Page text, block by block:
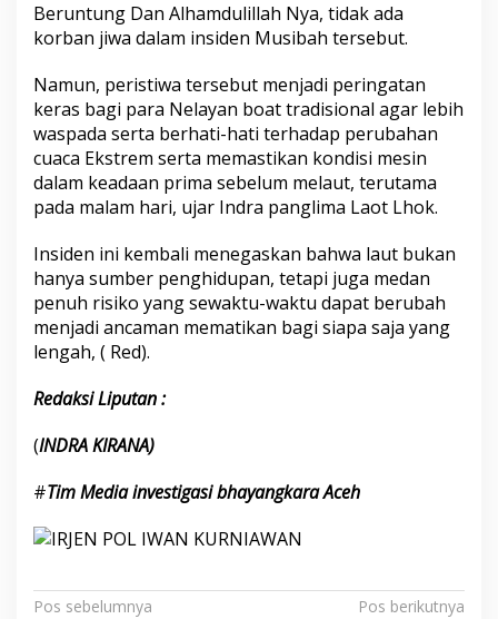
Beruntung Dan Alhamdulillah Nya, tidak ada
korban jiwa dalam insiden Musibah tersebut.
Namun, peristiwa tersebut menjadi peringatan
keras bagi para Nelayan boat tradisional agar lebih
waspada serta berhati-hati terhadap perubahan
cuaca Ekstrem serta memastikan kondisi mesin
dalam keadaan prima sebelum melaut, terutama
pada malam hari, ujar Indra panglima Laot Lhok.
Insiden ini kembali menegaskan bahwa laut bukan
hanya sumber penghidupan, tetapi juga medan
penuh risiko yang sewaktu-waktu dapat berubah
menjadi ancaman mematikan bagi siapa saja yang
lengah, ( Red).
Redaksi Liputan :
(INDRA KIRANA)
#Tim Media investigasi bhayangkara Aceh
Navigasi
Pos sebelumnya
Pos berikutnya